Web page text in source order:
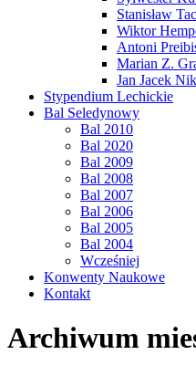
Stanisław
Wiktor
Antoni
Marian Z.
Jan Jacek
Stypendium Lechickie
Bal Seledynowy
Bal 2010
Bal 2020
Bal 2009
Bal 2008
Bal 2007
Bal 2006
Bal 2005
Bal 2004
Wcześniej
Konwenty Naukowe
Kontakt
Archiwum